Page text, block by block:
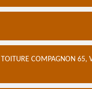
COMPAGNON 65,